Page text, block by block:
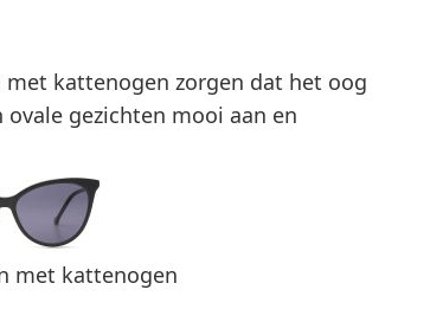
kattenogen zorgen dat het oog
gezichten mooi aan en
met kattenogen